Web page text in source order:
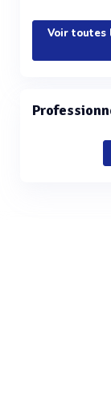
Voir toutes